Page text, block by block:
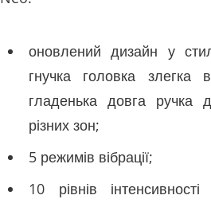
оновлений дизайн у
гнучка головка злегка
гладенька довга ручка
різних зон;
5 режимів вібрації;
10 рівнів